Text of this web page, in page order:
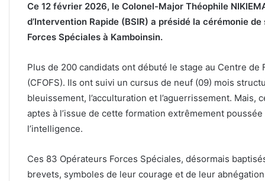
Ce 12 février 2026, le Colonel-Major Théophile
d’Intervention Rapide (BSIR) a présidé la cérémonie
Forces Spéciales à Kamboinsin.
Plus de 200 candidats ont débuté le stage au Centre de
(CFOFS). Ils ont suivi un cursus de neuf (09) mois
bleuissement, l’acculturation et l’aguerrissement. Mais,
aptes à l’issue de cette formation extrêmement
l’intelligence.
Ces 83 Opérateurs Forces Spéciales, désormais
brevets, symboles de leur courage et de leur